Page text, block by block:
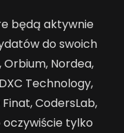
będą aktywnie
do swoich
Orbium, Nordea,
Technology,
CodersLab,
oczywiście tylko